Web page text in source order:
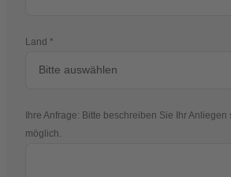
Land
Ihre Anfrage: Bitte beschreiben Sie Ihr Anliegen
möglich.